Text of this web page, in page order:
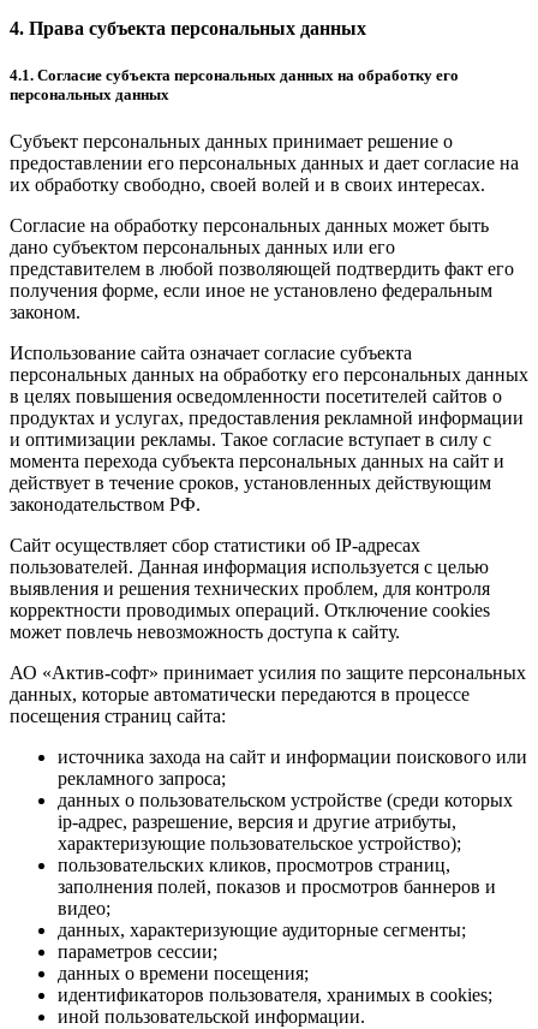
4. Права субъекта персональных данных
4.1. Согласие субъекта персональных данных на обработку его
персональных данных
Субъект персональных данных принимает решение о
предоставлении его персональных данных и дает согласие на
их обработку свободно, своей волей и в своих интересах.
Согласие на обработку персональных данных может быть
дано субъектом персональных данных или его
представителем в любой позволяющей подтвердить факт его
получения форме, если иное не установлено федеральным
законом.
Использование сайта означает согласие субъекта
персональных данных на обработку его персональных данных
в целях повышения осведомленности посетителей сайтов о
продуктах и услугах, предоставления рекламной информации
и оптимизации рекламы. Такое согласие вступает в силу с
момента перехода субъекта персональных данных на сайт и
действует в течение сроков, установленных действующим
законодательством РФ.
Сайт осуществляет сбор статистики об IP-адресах
пользователей. Данная информация используется с целью
выявления и решения технических проблем, для контроля
корректности проводимых операций. Отключение cookies
может повлечь невозможность доступа к сайту.
АО «Актив-софт» принимает усилия по защите персональных
данных, которые автоматически передаются в процессе
посещения страниц сайта:
источника захода на сайт и информации поискового или
рекламного запроса;
данных о пользовательском устройстве (среди которых
ip-адрес, разрешение, версия и другие атрибуты,
характеризующие пользовательское устройство);
пользовательских кликов, просмотров страниц,
заполнения полей, показов и просмотров баннеров и
видео;
данных, характеризующие аудиторные сегменты;
параметров сессии;
данных о времени посещения;
идентификаторов пользователя, хранимых в cookies;
иной пользовательской информации.